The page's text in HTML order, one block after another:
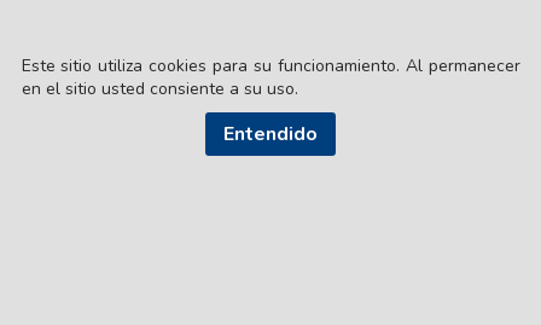
Este sitio utiliza cookies para su funcionamiento. Al permanecer
en el sitio usted consiente a su uso.
Entendido